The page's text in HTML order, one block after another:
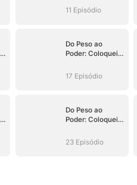
Trono
11 Episódio
Do Peso ao
Poder: Coloquei
Trono
17 Episódio
Do Peso ao
Poder: Coloquei
Trono
23 Episódio